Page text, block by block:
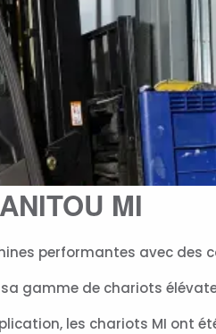
MI
performantes avec
gamme de chariots
les chariots MI ont